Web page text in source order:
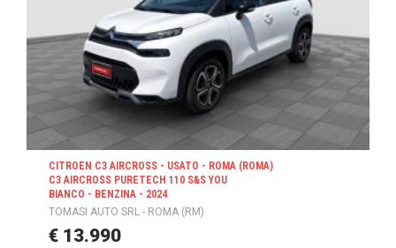
CITROEN C3 AIRCROSS - USATO - ROMA (ROMA)
C3 AIRCROSS PURETECH 110 S&S YOU
BIANCO - BENZINA - 2024
TOMASI AUTO SRL - ROMA (RM)
€ 13.990